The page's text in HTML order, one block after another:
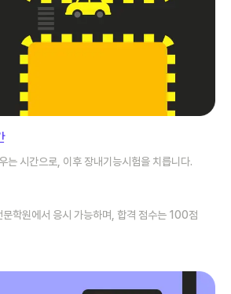
는 시간으로, 이후 장내기능시험을 치릅니다.
문학원에서 응시 가능하며, 합격 점수는 100점